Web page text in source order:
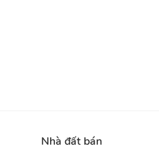
Nhà đất bán